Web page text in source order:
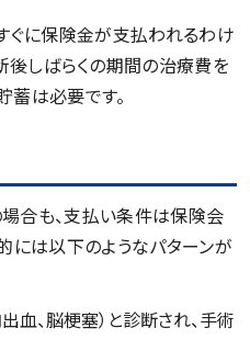
ぐに保険金が支払われるわけ
後しばらくの期間の治療費を
は必要です。
合も、支払い条件は保険会
には以下のようなパターンが
血、脳梗塞）と診断され、手術